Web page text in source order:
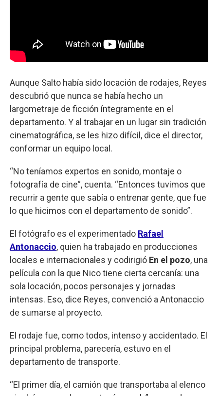
Aunque Salto había sido locación de rodajes, Reyes
descubrió que nunca se había hecho un
largometraje de ficción íntegramente en el
departamento. Y al trabajar en un lugar sin tradición
cinematográfica, se les hizo difícil, dice el director,
conformar un equipo local.
“No teníamos expertos en sonido, montaje o
fotografía de cine”, cuenta. “Entonces tuvimos que
recurrir a gente que sabía o entrenar gente, que fue
lo que hicimos con el departamento de sonido”.
El fotógrafo es el experimentado Rafael
Antonaccio, quien ha trabajado en producciones
locales e internacionales y codirigió En el pozo, una
película con la que Nico tiene cierta cercanía: una
sola locación, pocos personajes y jornadas
intensas. Eso, dice Reyes, convenció a Antonaccio
de sumarse al proyecto.
El rodaje fue, como todos, intenso y accidentado. El
principal problema, parecería, estuvo en el
departamento de transporte.
“El primer día, el camión que transportaba al elenco